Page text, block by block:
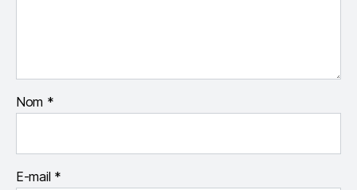
Nom *
E-mail *